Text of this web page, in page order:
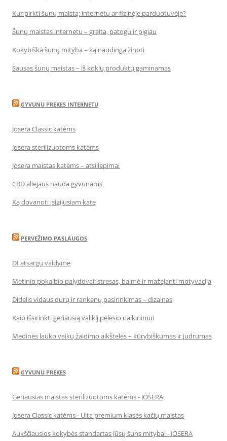
Kur pirkti šunų maistą: internetu ar fizinėje parduotuvėje?
Šunų maistas internetu – greita, patogu ir pigiau
Kokybiška šunų mityba – ką naudinga žinoti
Sausas šunų maistas – iš kokių produktų gaminamas
GYVUNU PREKES INTERNETU
Josera Classic katėms
Josera sterilizuotoms katėms
Josera maistas katėms – atsiliepimai
CBD aliejaus nauda gyvūnams
Ką dovanoti įsigijusiam katę
PERVEŽIMO PASLAUGOS
DI atsargų valdyme
Metinio pokalbio palydovai: stresas, baimė ir mažėjanti motyvacija
Didelis vidaus durų ir rankenų pasirinkimas – dizainas
Kaip išsirinkti geriausią valiklį pelėsio naikinimui
Medinės lauko vaikų žaidimo aikštelės – kūrybiškumas ir judrumas
GYVUNU PREKES
Geriausias maistas sterilizuotoms katėms - JOSERA
Josera Classic katėms - Ulta premium klasės kačių maistas
Aukščiausios kokybės standartas Jūsų šuns mitybai - JOSERA